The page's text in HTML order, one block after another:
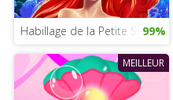
Habillage de la Petite Sirène
99%
MEILLEUR